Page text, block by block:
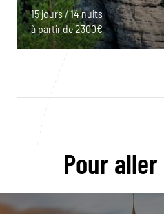
15 jours / 14 nuits
à partir de 2300€
Pour